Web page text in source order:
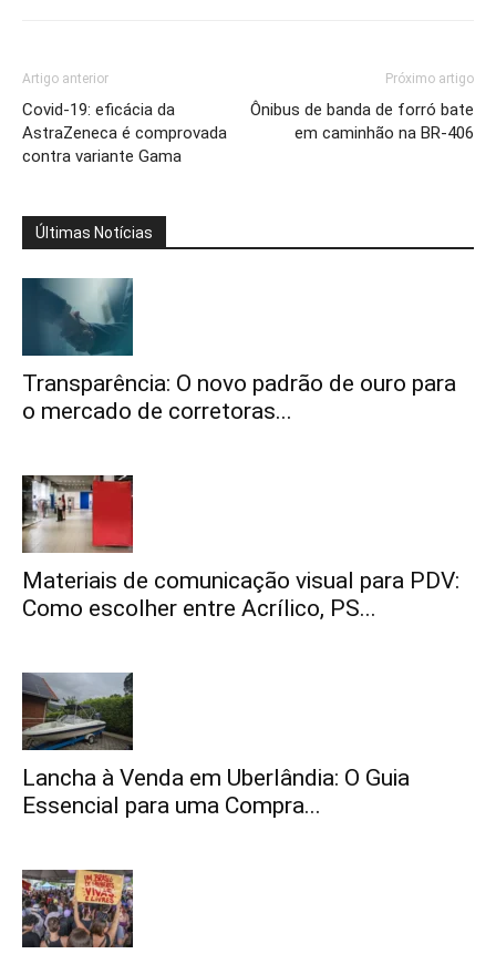
Artigo anterior
Covid-19: eficácia da
AstraZeneca é comprovada
contra variante Gama
Próximo artigo
Ônibus de banda de forró bate
em caminhão na BR-406
Últimas Notícias
Transparência: O novo padrão de ouro para
o mercado de corretoras...
Materiais de comunicação visual para PDV:
Como escolher entre Acrílico, PS...
Lancha à Venda em Uberlândia: O Guia
Essencial para uma Compra...